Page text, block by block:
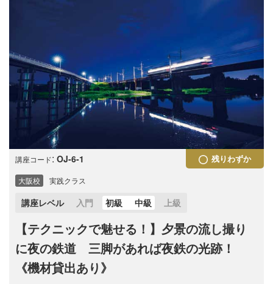
講座コード: OJ-6-1 残りわずか
大阪校 実践クラス
講座レベル 入門 初級 中級 上級
【テクニックで魅せる！】夕景の流し撮り
に夜の鉄道 三脚があれば夜鉄の光跡！
《機材貸出あり》